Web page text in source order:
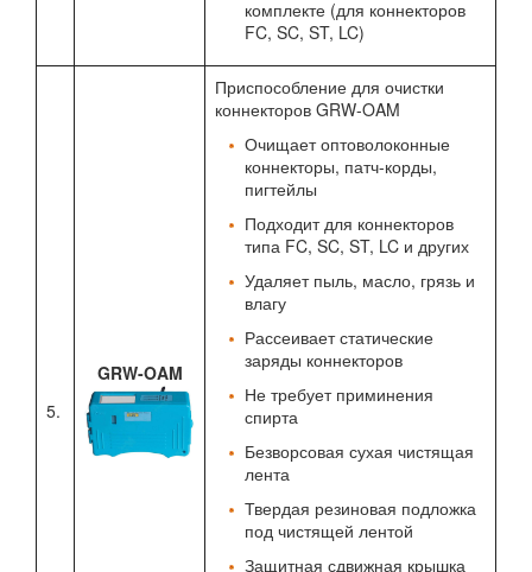
комплекте (для коннекторов
FC, SC, ST, LC)
5.
GRW-OAM
Приспособление для очистки
коннекторов GRW-OAM
Очищает оптоволоконные
коннекторы, патч-корды,
пигтейлы
Подходит для коннекторов
типа FC, SC, ST, LC и других
Удаляет пыль, масло, грязь и
влагу
Рассеивает статические
заряды коннекторов
Не требует приминения
спирта
Безворсовая сухая чистящая
лента
Твердая резиновая подложка
под чистящей лентой
Защитная сдвижная крышка